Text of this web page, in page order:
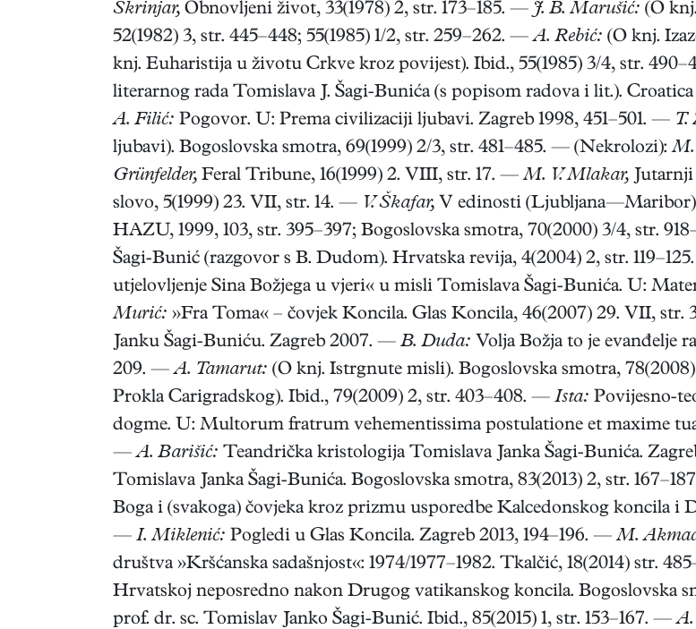
Škrinjar, Obnovljeni život, 33(1978) 2, str. 173–185. —J. B. Marušić: (O
52(1982) 3, str. 445–448; 55(1985) 1/2, str. 259–262. —A. Rebić: (O knj.
knj. Euharistija u životu Crkve kroz povijest). Ibid., 55(1985) 3/4, str.
literarnog rada Tomislava J. Šagi-Bunića (s popisom radova i lit.).
A. Filić: Pogovor. U: Prema civilizaciji ljubavi. Zagreb 1998, 451–501. — T.
ljubavi). Bogoslovska smotra, 69(1999) 2/3, str. 481–485. — (Nekrolozi):M.
Grünfelder, Feral Tribune, 16(1999) 2. VIII, str. 17. —M. V. Mlakar, Jutarnji
slovo, 5(1999) 23. VII, str. 14. — V. Škafar, V edinosti
HAZU, 1999, 103, str. 395–397; Bogoslovska smotra, 70(2000) 3/4, str.
Šagi-Bunić (razgovor s B. Dudom). Hrvatska revija, 4(2004) 2, str.
utjelovljenje Sina Božjega u vjeri« u misli Tomislava Šagi-Bunića. U:
Murić: »Fra Toma« – čovjek Koncila. Glas Koncila, 46(2007) 29. VII,
Janku Šagi-Buniću. Zagreb 2007. — B. Duda: Volja Božja to je evanđelje
209. —A. Tamarut: (O knj. Istrgnute misli). Bogoslovska smotra,
Prokla Carigradskog). Ibid., 79(2009) 2, str. 403–408. — Ista: Povijesno-
dogme. U: Multorum fratrum vehementissima postulatione et maxime
—A. Barišić: Teandrička kristologija Tomislava Janka Šagi-Bunića.
Tomislava Janka Šagi-Bunića. Bogoslovska smotra, 83(2013) 2, str.
Boga i (svakoga) čovjeka kroz prizmu usporedbe Kalcedonskog koncila i
— I. Miklenić: Pogledi u Glas Koncila. Zagreb 2013, 194–196. —M.
društva »Kršćanska sadašnjost«: 1974/1977–1982. Tkalčić, 18(2014) str.
Hrvatskoj neposredno nakon Drugog vatikanskog koncila. Bogoslovska
prof. dr. sc. Tomislav Janko Šagi-Bunić. Ibid., 85(2015) 1, str. 153–167. —